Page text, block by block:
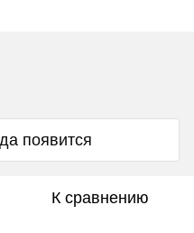
появится
К сравнению